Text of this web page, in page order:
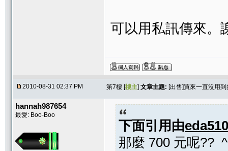
可以用私訊傳來。
2010-08-31 02:37 PM 第7樓 [樓主] 文章主題: [出售]買來一直沒用
hannah987654
最愛: Boo-Boo
下面引用由eda510
那麼 700 元呢??